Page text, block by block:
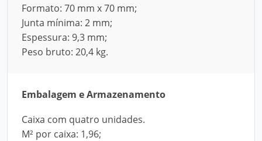
Formato: 70 mm x 70 mm;
Junta mínima: 2 mm;
Espessura: 9,3 mm;
Peso bruto: 20,4 kg.
Embalagem e Armazenamento
Caixa com quatro unidades.
M² por caixa: 1,96;